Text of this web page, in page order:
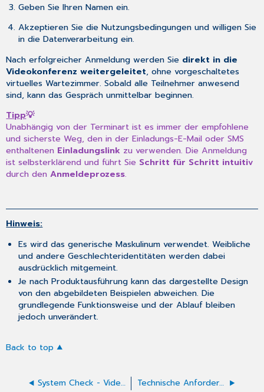
Geben Sie Ihren Namen ein.
Akzeptieren Sie die Nutzungsbedingungen und willigen Sie
in die Datenverarbeitung ein.
Nach erfolgreicher Anmeldung werden Sie direkt in die
Videokonferenz weitergeleitet, ohne vorgeschaltetes
virtuelles Wartezimmer. Sobald alle Teilnehmer anwesend
sind, kann das Gespräch unmittelbar beginnen.
Tipp💡
Unabhängig von der Terminart ist es immer der empfohlene
und sicherste Weg, den in der Einladungs-E-Mail oder SMS
enthaltenen Einladungslink zu verwenden. Die Anmeldung
ist selbsterklärend und führt Sie Schritt für Schritt intuitiv
durch denAnmeldeprozess.
Hinweis:
Es wird das generische Maskulinum verwendet. Weibliche
und andere Geschlechteridentitäten werden dabei
ausdrücklich mitgemeint.
Je nach Produktausführung kann das dargestellte Design
von den abgebildeten Beispielen abweichen. Die
grundlegende Funktionsweise und der Ablauf bleiben
jedoch unverändert.
Back to top
System Check - VideoSprechstunde Technische Anforderungen